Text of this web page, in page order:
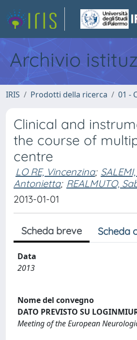
Archivio
IRIS Prodotti della ricerca 01 -
Clinical and
the course of
centre
LO RE, Vincenzina;
Antonietta; REALMUTO,
2013-01-01
Scheda breve Scheda
Data
2013
Nome del convegno
DATO PREVISTO SU
Meeting of the European